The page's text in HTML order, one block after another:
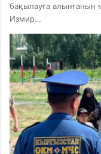
бақылауға алынғанын
Измир…